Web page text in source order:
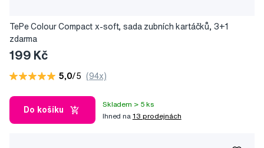
TePe Colour Compact x-soft, sada zubních kartáčků, 3+1
zdarma
199 Kč
5,0/5 (94x)
Do košíku
Skladem > 5 ks
Ihned na 13 prodejnách